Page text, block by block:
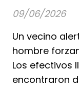
Un vecino
hombre
Los efectivos
encontraron
09/06/2026